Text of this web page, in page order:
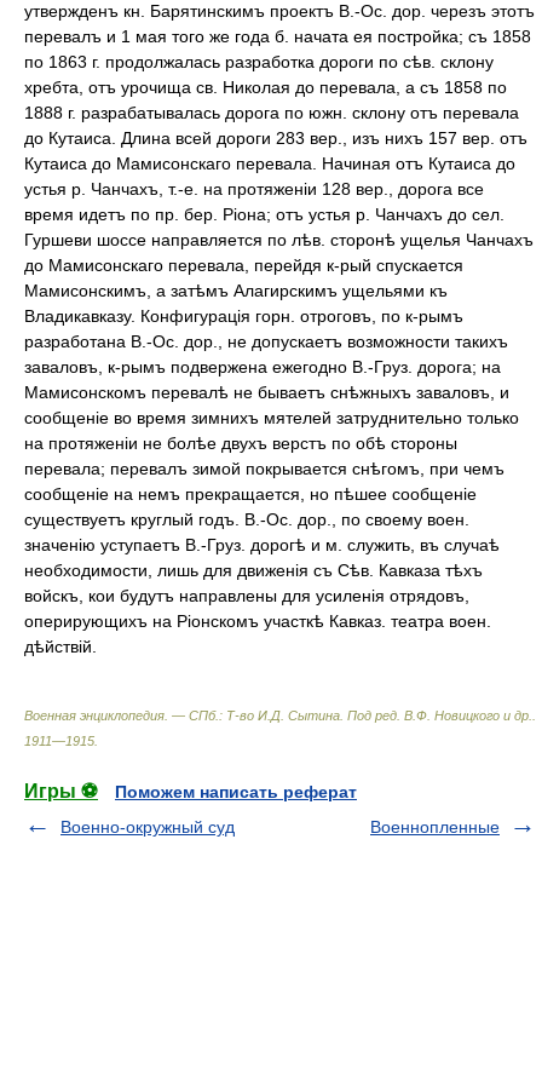
утвержденъ кн. Барятинскимъ проектъ В.-Ос. дор. черезъ этотъ
перевалъ и 1 мая того же года б. начата ея постройка; съ 1858
по 1863 г. продолжалась разработка дороги по сѣв. склону
хребта, отъ урочища св. Николая до перевала, а съ 1858 по
1888 г. разрабатывалась дорога по южн. склону отъ перевала
до Кутаиса. Длина всей дороги 283 вер., изъ нихъ 157 вер. отъ
Кутаиса до Мамисонскаго перевала. Начиная отъ Кутаиса до
устья р. Чанчахъ, т.-е. на протяженіи 128 вер., дорога все
время идетъ по пр. бер. Ріона; отъ устья р. Чанчахъ до сел.
Гуршеви шоссе направляется по лѣв. сторонѣ ущелья Чанчахъ
до Мамисонскаго перевала, перейдя к-рый спускается
Мамисонскимъ, а затѣмъ Алагирскимъ ущельями къ
Владикавказу. Конфигурація горн. отроговъ, по к-рымъ
разработана В.-Ос. дор., не допускаетъ возможности такихъ
заваловъ, к-рымъ подвержена ежегодно В.-Груз. дорога; на
Мамисонскомъ перевалѣ не бываетъ снѣжныхъ заваловъ, и
сообщеніе во время зимнихъ мятелей затруднительно только
на протяженіи не болѣе двухъ верстъ по обѣ стороны
перевала; перевалъ зимой покрывается снѣгомъ, при чемъ
сообщеніе на немъ прекращается, но пѣшее сообщеніе
существуетъ круглый годъ. В.-Ос. дор., по своему воен.
значенію уступаетъ В.-Груз. дорогѣ и м. служить, въ случаѣ
необходимости, лишь для движенія съ Сѣв. Кавказа тѣхъ
войскъ, кои будутъ направлены для усиленія отрядовъ,
оперирующихъ на Ріонскомъ участкѣ Кавказ. театра воен.
дѣйствій.
Военная энциклопедия. — СПб.: Т-во И.Д. Сытина Под ред. В.Ф. Новицкого и др.
1911—1915
Игры ⚽
Поможем написать реферат
Военно-окружный суд
Военнопленные